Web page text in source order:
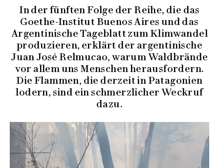
In der fünften Folge der Reihe, die das
Goethe-Institut Buenos Aires und das
Argentinische Tageblatt zum Klimwandel
produzieren, erklärt der argentinische
Juan José Relmucao, warum Waldbrände
vor allem uns Menschen herausfordern.
Die Flammen, die derzeit in Patagonien
lodern, sind ein schmerzlicher Weckruf
dazu.